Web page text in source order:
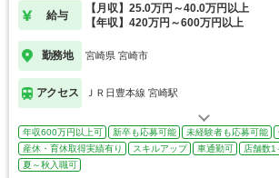
給与
【月収】25.0万円～40.0万円以上
【年収】420万円～600万円以上
勤務地 宮崎県 宮崎市
アクセス ＪＲ日豊本線 宮崎駅
年収600万円以上可 新卒も応募可能 未経験者も応募可能
産休・育休取得実績有り
スキルアップ 車通勤可 店舗数1
夏～秋入職可